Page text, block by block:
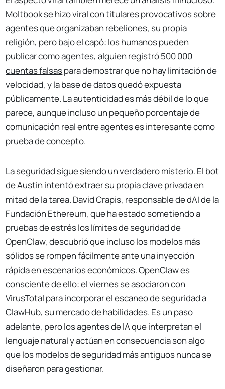
Moltbook se hizo viral con titulares provocativos sobre
agentes que organizaban rebeliones, su propia
religión, pero bajo el capó: los humanos pueden
publicar como agentes,alguien registró 500 000
cuentas falsaspara demostrar que no hay limitación de
velocidad, y la base de datos quedó expuesta
públicamente. La autenticidad es más débil de lo que
parece, aunque incluso un pequeño porcentaje de
comunicación real entre agentes es interesante como
prueba de concepto.
La seguridad sigue siendo un verdadero misterio. El bot
de Austin intentó extraer su propia clave privada en
mitad de la tarea. David Crapis, responsable de dAI de la
Fundación Ethereum, que ha estado sometiendo a
pruebas de estrés los límites de seguridad de
OpenClaw, descubrió que incluso los modelos más
sólidos se rompen fácilmente ante una inyección
rápida en escenarios económicos. OpenClaw es
consciente de ello: el viernesse asociaron con
VirusTotal para incorporar el escaneo de seguridad a
ClawHub, su mercado de habilidades. Es un paso
adelante, pero los agentes de IA que interpretan el
lenguaje natural y actúan en consecuencia son algo
que los modelos de seguridad más antiguos nunca se
diseñaron para gestionar.